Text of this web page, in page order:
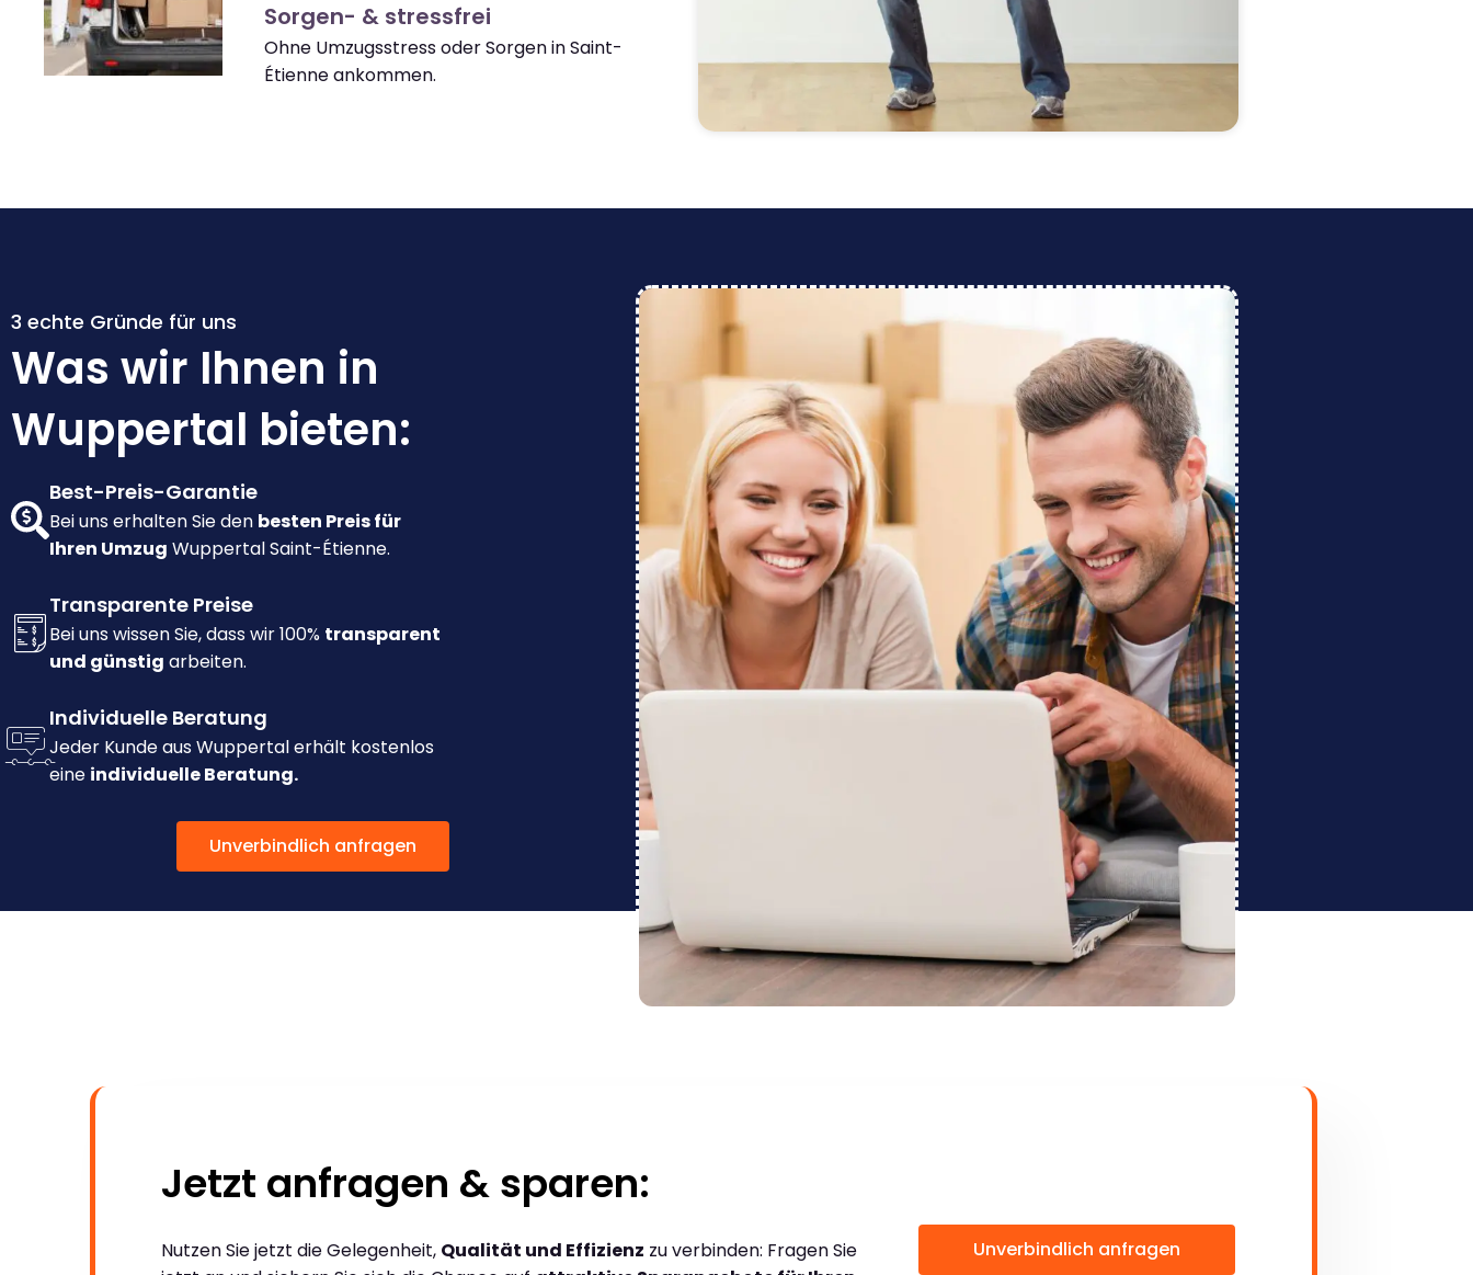
Sorgen- & stressfrei
Ohne Umzugsstress oder Sorgen in Saint-
Étienne ankommen.
3 echte Gründe für uns
Was wir Ihnen in
Wuppertal bieten:
Best-Preis-Garantie
Bei uns erhalten Sie den besten Preis für
Ihren Umzug Wuppertal Saint-Étienne.
Transparente Preise
Bei uns wissen Sie, dass wir 100% transparent
und günstig arbeiten.
Individuelle Beratung
Jeder Kunde aus Wuppertal erhält kostenlos
eine individuelle Beratung.
Unverbindlich anfragen
Jetzt anfragen & sparen:
Nutzen Sie jetzt die Gelegenheit, Qualität und Effizienz zu verbinden: Fragen Sie
Unverbindlich anfragen